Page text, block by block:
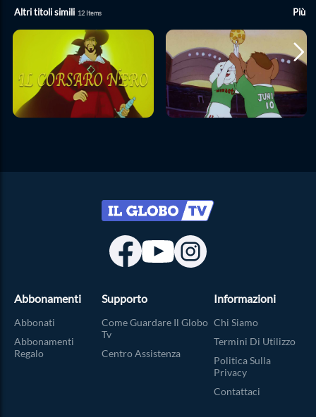
Altri titoli simili 12 Items Più
Abbonamenti
Abbonati
Abbonamenti
Regalo
Supporto
Come Guardare Il Globo
Tv
Centro Assistenza
Informazioni
Chi Siamo
Termini Di Utilizzo
Politica Sulla
Privacy
Contattaci